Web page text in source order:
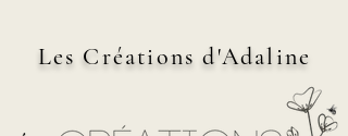
Les Créations d'Adaline